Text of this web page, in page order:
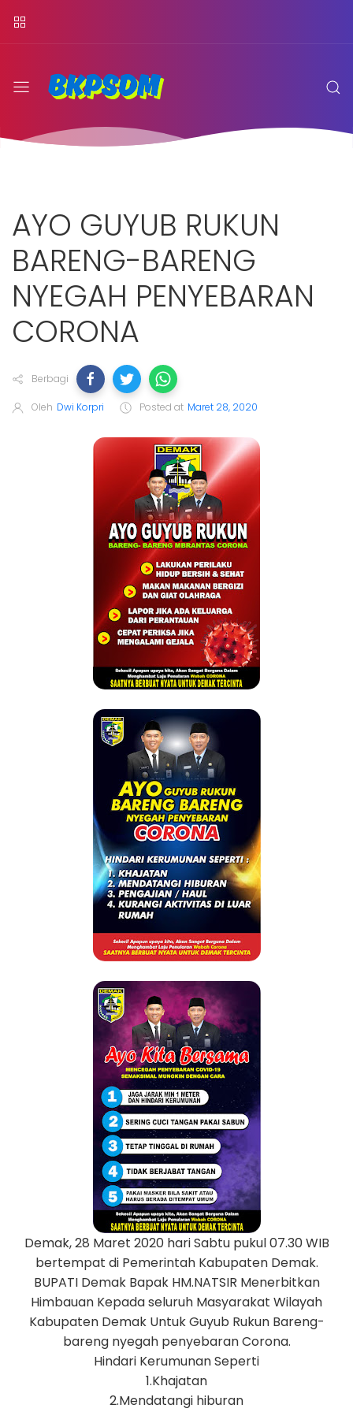
AYO GUYUB RUKUN
BARENG-BARENG
NYEGAH PENYEBARAN
CORONA
Berbagi
Oleh Dwi Korpri Posted at Maret 28, 2020
Demak, 28 Maret 2020 hari Sabtu pukul 07.30 WIB
bertempat di Pemerintah Kabupaten Demak.
BUPATI Demak Bapak HM.NATSIR Menerbitkan
Himbauan Kepada seluruh Masyarakat Wilayah
Kabupaten Demak Untuk Guyub Rukun Bareng-
bareng nyegah penyebaran Corona.
Hindari Kerumunan Seperti
1.Khajatan
2.Mendatangi hiburan